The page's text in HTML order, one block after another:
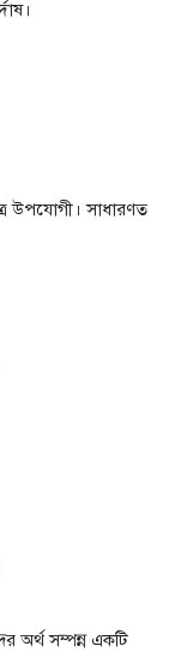
উপযোগী। সাধারণত
অর্থ সম্পন্ন একটি